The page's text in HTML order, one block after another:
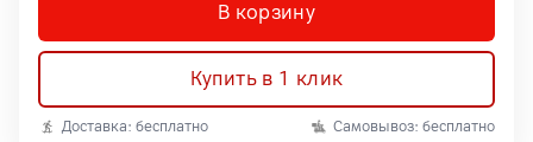
В корзину
Купить в 1 клик
Доставка: бесплатно Самовывоз: бесплатно